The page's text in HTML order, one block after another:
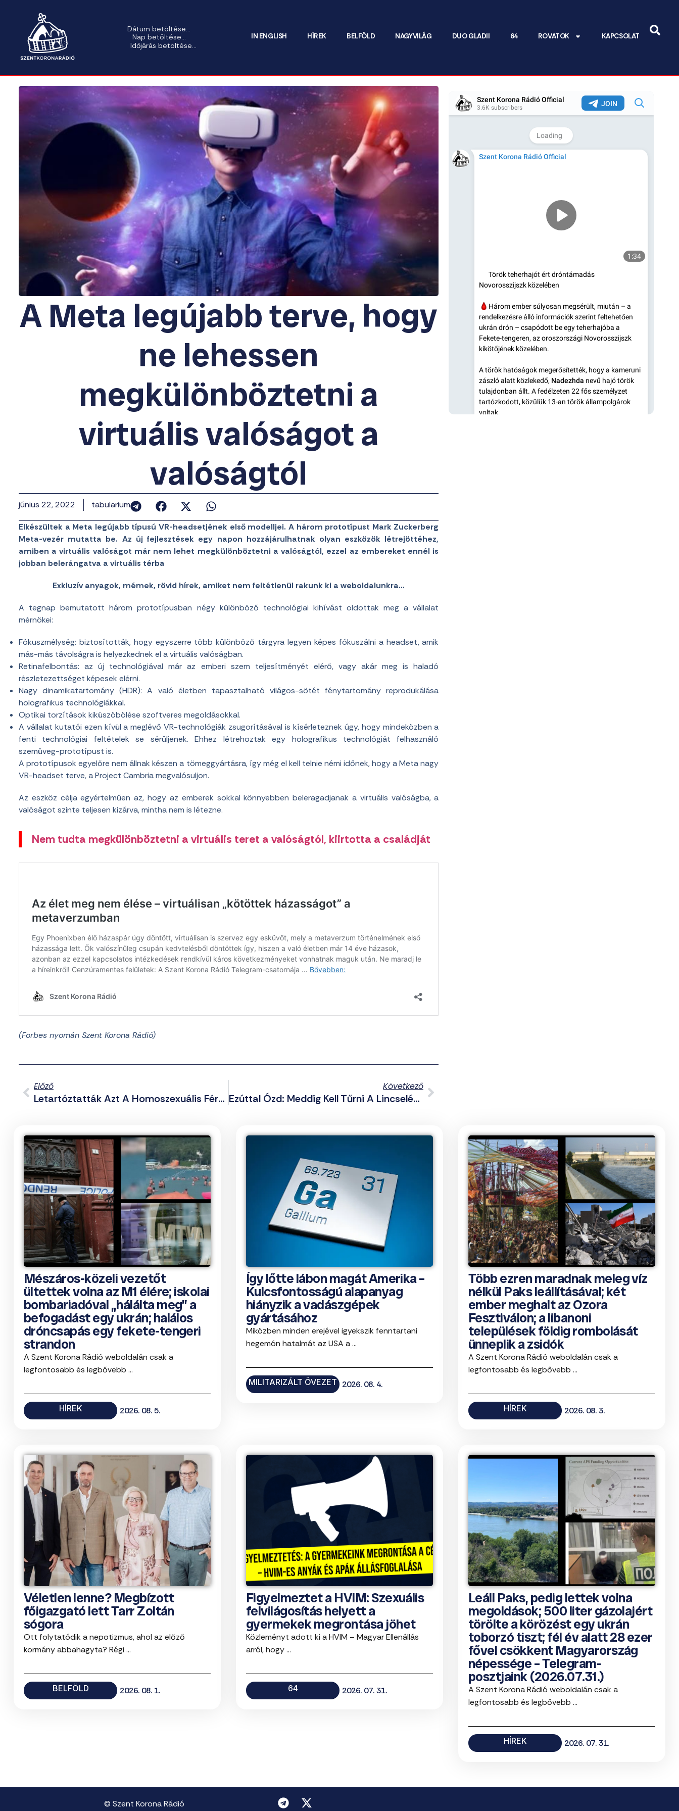
Dátum betöltése...
Nap betöltése...
Időjárás betöltése...
IN ENGLISH HÍREK BELFÖLD NAGYVILÁG DUO GLADII 64 ROVATOK KAPCSOLAT
A Meta legújabb terve, hogy
ne lehessen
megkülönböztetni a
virtuális valóságot a
valóságtól
június 22, 2022 tabularium
Elkészültek a Meta legújabb típusú VR-headsetjének első modelljei. A három prototípust Mark Zuckerberg
Meta-vezér mutatta be. Az új fejlesztések egy napon hozzájárulhatnak olyan eszközök létrejöttéhez,
amiben a virtuális valóságot már nem lehet megkülönböztetni a valóságtól, ezzel az embereket ennél is
jobban belerángatva a virtuális térba
Exkluzív anyagok, mémek, rövid hírek, amiket nem feltétlenül rakunk ki a weboldalunkra…
A tegnap bemutatott három prototípusban négy különböző technológiai kihívást oldottak meg a vállalat
mérnökei:
Fókuszmélység: biztosították, hogy egyszerre több különböző tárgyra legyen képes fókuszálni a headset, amik
más-más távolságra is helyezkednek el a virtuális valóságban.
Retinafelbontás: az új technológiával már az emberi szem teljesítményét elérő, vagy akár meg is haladó
részletezettséget képesek elérni.
Nagy dinamikatartomány (HDR): A való életben tapasztalható világos-sötét fénytartomány reprodukálása
holografikus technológiákkal.
Optikai torzítások kiküszöbölése szoftveres megoldásokkal.
A vállalat kutatói ezen kívül a meglévő VR-technológiák zsugorításával is kísérleteznek úgy, hogy mindeközben a
fenti technológiai feltételek se sérüljenek. Ehhez létrehoztak egy holografikus technológiát felhasználó
szemüveg-prototípust is.
A prototípusok egyelőre nem állnak készen a tömeggyártásra, így még el kell telnie némi időnek, hogy a Meta nagy
VR-headset terve, a Project Cambria megvalósuljon.
Az eszköz célja egyértelműen az, hogy az emberek sokkal könnyebben beleragadjanak a virtuális valóságba, a
valóságot szinte teljesen kizárva, mintha nem is létezne.
Nem tudta megkülönböztetni a virtuális teret a valóságtól, kiirtotta a családját
(Forbes nyomán Szent Korona Rádió)
Előző
Letartóztatták Azt A Homoszexuális Férfit, Aki Videóra Vette, Ahogy 13 Éves Fiú Diákjával Közösül
Következő
Ezúttal Ózd: Meddig Kell Tűrni A Lincselési Kísérleteket Magyarországon?
Mészáros-közeli vezetőt
ültettek volna az M1 élére; iskolai
bombariadóval „hálálta meg” a
befogadást egy ukrán; halálos
dróncsapás egy fekete-tengeri
strandon
A Szent Korona Rádió weboldalán csak a
legfontosabb és legbővebb ...
HÍREK 2026. 08. 5.
Így lőtte lábon magát Amerika –
Kulcsfontosságú alapanyag
hiányzik a vadászgépek
gyártásához
Miközben minden erejével igyekszik fenntartani
hegemón hatalmát az USA a ...
MILITARIZÁLT ÖVEZET 2026. 08. 4.
Több ezren maradnak meleg víz
nélkül Paks leállításával; két
ember meghalt az Ozora
Fesztiválon; a libanoni
települések földig rombolását
ünneplik a zsidók
A Szent Korona Rádió weboldalán csak a
legfontosabb és legbővebb ...
HÍREK 2026. 08. 3.
Véletlen lenne? Megbízott
főigazgató lett Tarr Zoltán
sógora
Ott folytatódik a nepotizmus, ahol az előző
kormány abbahagyta? Régi ...
BELFÖLD 2026. 08. 1.
Figyelmeztet a HVIM: Szexuális
felvilágosítás helyett a
gyermekek megrontása jöhet
Közleményt adott ki a HVIM – Magyar Ellenállás
arról, hogy ...
64 2026. 07. 31.
Leáll Paks, pedig lettek volna
megoldások; 500 liter gázolajért
törölte a körözést egy ukrán
toborzó tiszt; fél év alatt 28 ezer
fővel csökkent Magyarország
népessége – Telegram-
posztjaink (2026.07.31.)
A Szent Korona Rádió weboldalán csak a
legfontosabb és legbővebb ...
HÍREK 2026. 07. 31.
© Szent Korona Rádió